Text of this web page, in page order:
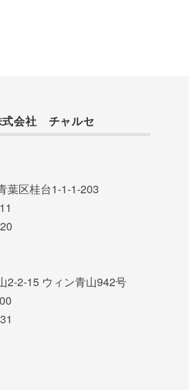
式会社 チャルセ
葉区桂台1-1-1-203
2-2-15 ウィン青山942号